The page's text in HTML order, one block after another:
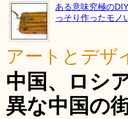
ある意味究極の
っそり作ったモノ
アートとデザ
中国、ロシ
異な中国の